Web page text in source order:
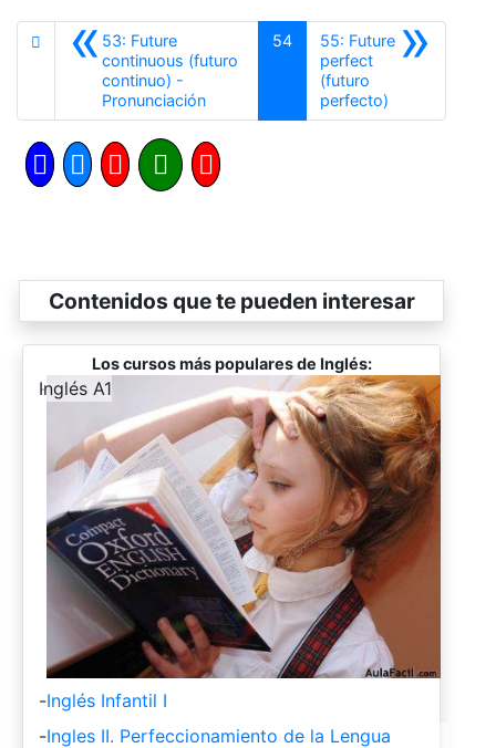
«53: Future
continuous (futuro
continuo) -
PronunciaciónAnterior
54 »
55: Future
perfect
(futuro
perfecto)
Contenidos que te pueden interesar
Los cursos más populares de Inglés:
-
Inglés A1
-Inglés Infantil I
-Ingles II. Perfeccionamiento de la Lengua